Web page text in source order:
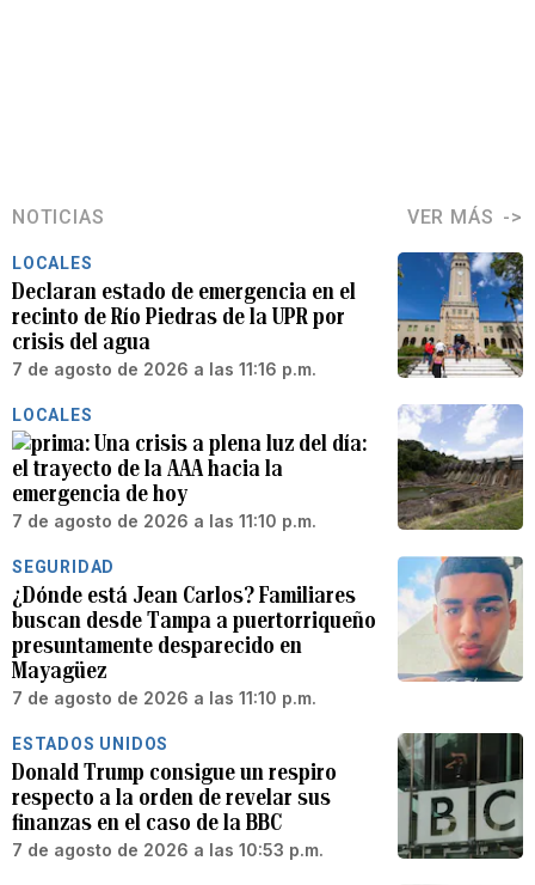
NOTICIAS VER MÁS
LOCALES
Declaran estado de emergencia en el
recinto de Río Piedras de la UPR por
crisis del agua
7 de agosto de 2026 a las 11:16 p.m.
LOCALES
Una crisis a plena luz del día:
el trayecto de la AAA hacia la
emergencia de hoy
7 de agosto de 2026 a las 11:10 p.m.
SEGURIDAD
¿Dónde está Jean Carlos? Familiares
buscan desde Tampa a puertorriqueño
presuntamente desparecido en
Mayagüez
7 de agosto de 2026 a las 11:10 p.m.
ESTADOS UNIDOS
Donald Trump consigue un respiro
respecto a la orden de revelar sus
finanzas en el caso de la BBC
7 de agosto de 2026 a las 10:53 p.m.